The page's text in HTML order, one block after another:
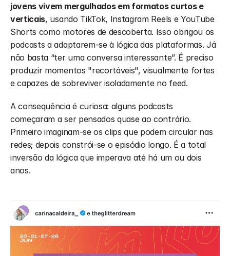
jovens vivem mergulhados em formatos curtos e
verticais, usando TikTok, Instagram Reels e YouTube
Shorts como motores de descoberta. Isso obrigou os
podcasts a adaptarem-se à lógica das plataformas. Já
não basta “ter uma conversa interessante”. É preciso
produzir momentos "recortáveis", visualmente fortes
e capazes de sobreviver isoladamente no feed.
A consequência é curiosa: alguns podcasts
começaram a ser pensados quase ao contrário.
Primeiro imaginam-se os clips que podem circular nas
redes; depois constrói-se o episódio longo. É a total
inversão da lógica que imperava até há um ou dois
anos.